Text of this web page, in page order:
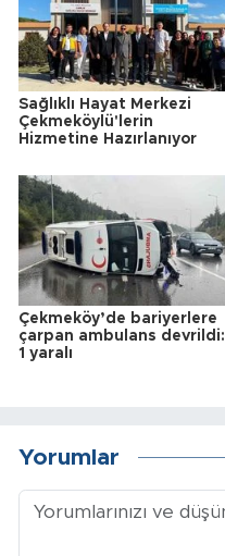
Sağlıklı Hayat Merkezi
Çekmeköylü'lerin
Hizmetine Hazırlanıyor
Çekmeköy’de bariyerlere
çarpan ambulans devrildi:
1 yaralı
Yorumlar